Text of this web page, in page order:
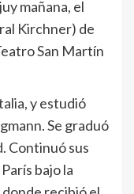
mañana, el
Kirchner) de
San Martín
y estudió
Se graduó
Continuó sus
bajo la